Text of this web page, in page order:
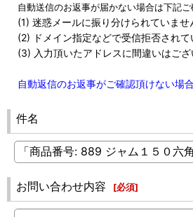
自動送信のお返事が届かない場合は下記ご
(1) 迷惑メールに振り分けられていませ
(2) ドメイン指定などで受信拒否されて
(3) 入力頂いたアドレスに間違いはござ
自動返信のお返事がご確認頂けない場
件名
お問い合わせ内容 [必須]